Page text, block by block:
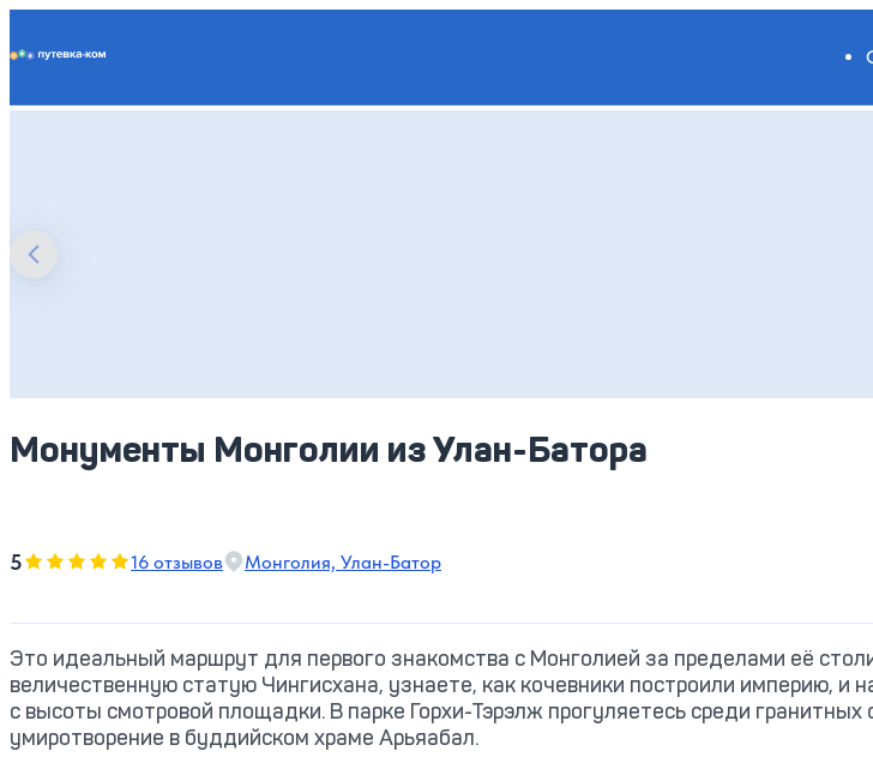
Монументы Монголии из Улан-Батора
5Оценка, количество звезд:5
16 отзывов Монголия, Улан-Батор
Это идеальный маршрут для первого знакомства с Монголией за пределами её
величественную статую Чингисхана, узнаете, как кочевники построили империю, и
с высоты смотровой площадки. В парке Горхи-Тэрэлж прогуляетесь среди гранитных
умиротворение в буддийском храме Арьяабал.